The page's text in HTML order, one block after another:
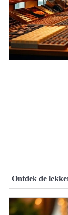
Ontdek de